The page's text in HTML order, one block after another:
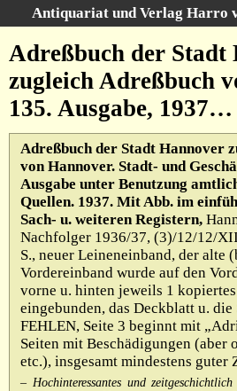
Antiquariat und Verlag Harro
Startseite
Unsere Bücher
Suche
Gesamtbestand
Warenkorb
Verlag
Kataloge
Über uns
AGB
Widerruf
Datenschutz
Versand&Zahlung
Adreßbuch der Stadt
zugleich Adreßbuch
135. Ausgabe, 1937…
Adreßbuch der Stadt Hannover
von Hannover. Stadt- und
Ausgabe unter Benutzung
Quellen. 1937. Mit Abb. im
Sach- u. weiteren Registern,
Nachfolger 1936/37, (3)/12/12/
S., neuer Leineneinband, der alte
Vordereinband wurde auf den
vorne u. hinten jeweils 1
eingebunden, das Deckblatt u. die
FEHLEN, Seite 3 beginnt mit
Seiten mit Beschädigungen (aber
etc.), insgesamt mindestens guter
– Hochinteressantes und